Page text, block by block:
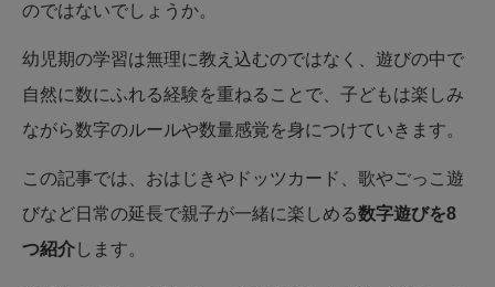
のではないでしょうか。
幼児期の学習は無理に教え込むのではなく、遊びの中で
自然に数にふれる経験を重ねることで、子どもは楽しみ
ながら数字のルールや数量感覚を身につけていきます。
この記事では、おはじきやドッツカード、歌やごっこ遊
びなど日常の延長で親子が一緒に楽しめる数字遊びを8
つ紹介します。